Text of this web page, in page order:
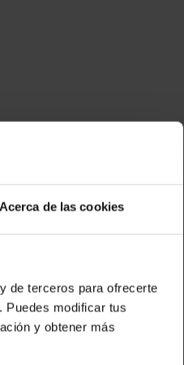
Acerca de las cookies
de terceros para ofrecerte
Puedes modificar tus
y obtener más